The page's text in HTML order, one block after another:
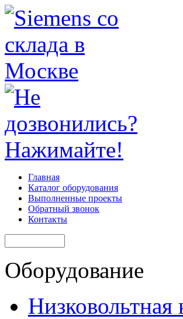
Главная
Каталог оборудования
Выполненные проекты
Обратный звонок
Контакты
Оборудование
Низковольтная